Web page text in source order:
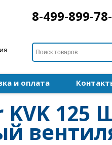
8-499-899-
и оплата
KVK